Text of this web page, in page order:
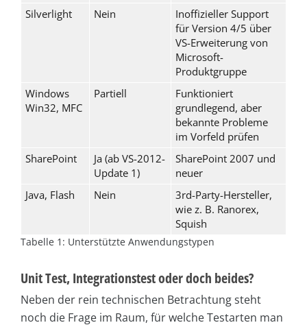
Silverlight
Nein
Inoffizieller Support
für Version 4/5 über
VS-Erweiterung von
Microsoft-
Produktgruppe
Windows
Win32, MFC
Partiell
Funktioniert
grundlegend, aber
bekannte Probleme
im Vorfeld prüfen
SharePoint
Ja (ab VS-2012-
Update 1)
SharePoint 2007 und
neuer
Java, Flash
Nein
3rd-Party-Hersteller,
wie z. B. Ranorex,
Squish
Tabelle 1: Unterstützte Anwendungstypen
Unit Test, Integrationstest oder doch beides?
Neben der rein technischen Betrachtung steht
noch die Frage im Raum, für welche Testarten man